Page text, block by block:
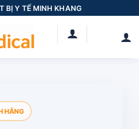
BỊ Y TẾ MINH KHANG
HÃNG